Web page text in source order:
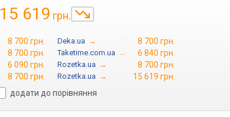
15 619 грн.
8 700 грн. Deka.ua → 8 700 грн.
8 700 грн. Taketime.com.ua → 6 840 грн.
6 090 грн. Rozetka.ua → 8 700 грн.
8 700 грн. Rozetka.ua →
15 619 грн.
додати до порівняння